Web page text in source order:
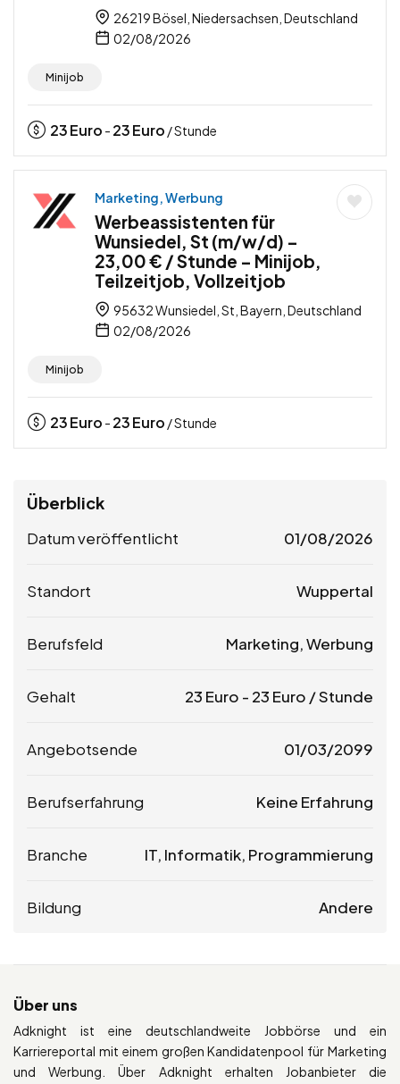
26219 Bösel, Niedersachsen, Deutschland
02/08/2026
Minijob
23Euro - 23Euro / Stunde
Marketing, Werbung
Werbeassistenten für
Wunsiedel, St (m/w/d) –
23,00 € / Stunde – Minijob,
Teilzeitjob, Vollzeitjob
95632 Wunsiedel, St, Bayern, Deutschland
02/08/2026
Minijob
23Euro - 23Euro / Stunde
Überblick
Datum veröffentlicht 01/08/2026
Standort Wuppertal
Berufsfeld Marketing, Werbung
Gehalt 23 Euro - 23 Euro / Stunde
Angebotsende 01/03/2099
Berufserfahrung Keine Erfahrung
Branche IT, Informatik, Programmierung
Bildung Andere
Über uns
Adknight ist eine deutschlandweite Jobbörse und ein
Karriereportal mit einem großen Kandidatenpool für Marketing
und Werbung. Über Adknight erhalten Jobanbieter die